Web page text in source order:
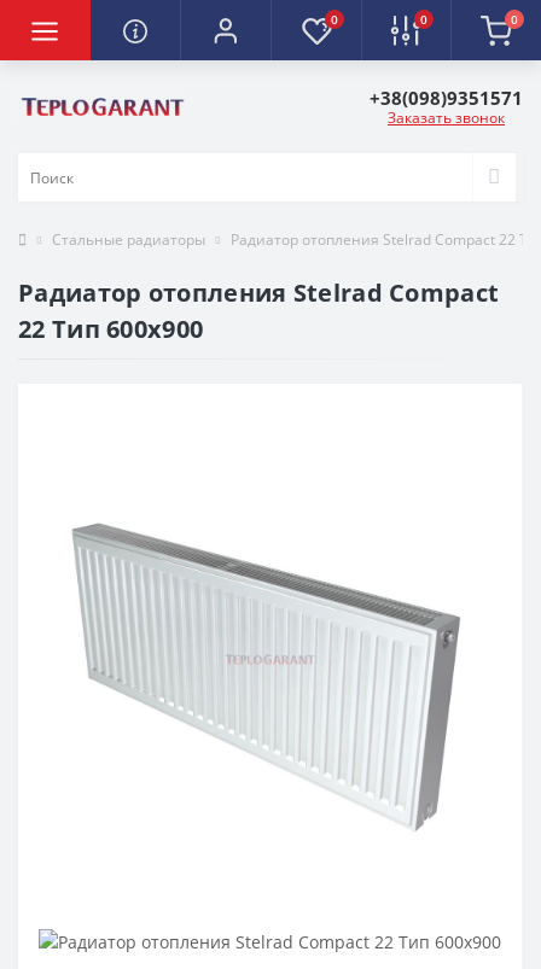
0 0 0
+38(098)9351571
Заказать звонок
Стальные радиаторы Радиатор отопления Stelrad Compact 22
Радиатор отопления Stelrad Compact
22 Тип 600х900